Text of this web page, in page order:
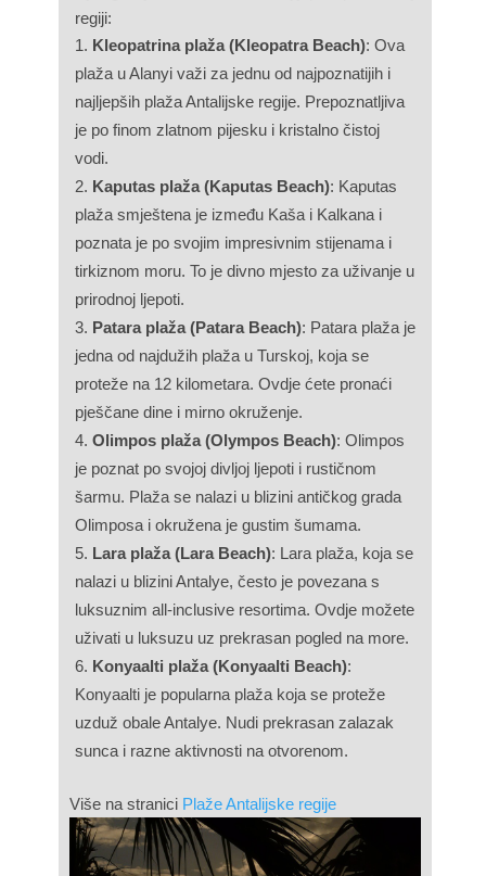
regiji:
Kleopatrina plaža (Kleopatra Beach): Ova
plaža u Alanyi važi za jednu od najpoznatijih i
najljepših plaža Antalijske regije. Prepoznatljiva
je po finom zlatnom pijesku i kristalno čistoj
vodi.
Kaputas plaža (Kaputas Beach): Kaputas
plaža smještena je između Kaša i Kalkana i
poznata je po svojim impresivnim stijenama i
tirkiznom moru. To je divno mjesto za uživanje u
prirodnoj ljepoti.
Patara plaža (Patara Beach): Patara plaža je
jedna od najdužih plaža u Turskoj, koja se
proteže na 12 kilometara. Ovdje ćete pronaći
pješčane dine i mirno okruženje.
Olimpos plaža (Olympos Beach): Olimpos
je poznat po svojoj divljoj ljepoti i rustičnom
šarmu. Plaža se nalazi u blizini antičkog grada
Olimposa i okružena je gustim šumama.
Lara plaža (Lara Beach): Lara plaža, koja se
nalazi u blizini Antalye, često je povezana s
luksuznim all-inclusive resortima. Ovdje možete
uživati u luksuzu uz prekrasan pogled na more.
Konyaalti plaža (Konyaalti Beach):
Konyaalti je popularna plaža koja se proteže
uzduž obale Antalye. Nudi prekrasan zalazak
sunca i razne aktivnosti na otvorenom.
Više na stranici Plaže Antalijske regije